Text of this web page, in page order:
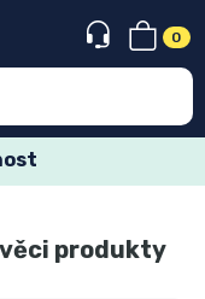
0
věci produkty